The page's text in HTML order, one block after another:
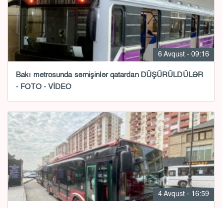
6 Avqust - 09:16
Bakı metrosunda sərnişinlər qatardan DÜŞÜRÜLDÜLƏR
- FOTO - VİDEO
4 Avqust - 16:59